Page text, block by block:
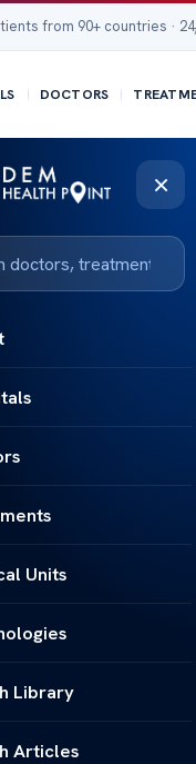
from 90+ countries ·
DOCTORS
×
Units
Library
Articles
заболяване, което
процес, който